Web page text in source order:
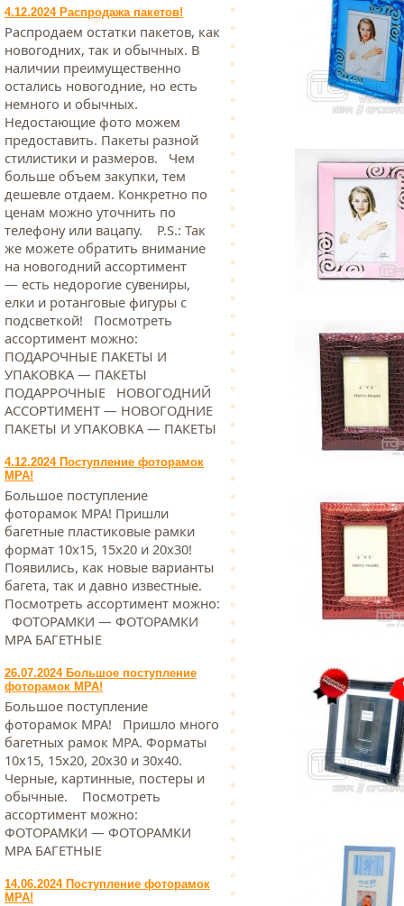
4.12.2024 Распродажа пакетов!
Распродаем остатки пакетов, как
новогодних, так и обычных. В
наличии преимущественно
остались новогодние, но есть
немного и обычных.
Недостающие фото можем
предоставить. Пакеты разной
стилистики и размеров. Чем
больше объем закупки, тем
дешевле отдаем. Конкретно по
ценам можно уточнить по
телефону или вацапу. Р.S.: Так
же можете обратить внимание
на новогодний ассортимент
— есть недорогие сувениры,
елки и ротанговые фигуры с
подсветкой! Посмотреть
ассортимент можно:
ПОДАРОЧНЫЕ ПАКЕТЫ И
УПАКОВКА — ПАКЕТЫ
ПОДАРРОЧНЫЕ НОВОГОДНИЙ
АССОРТИМЕНТ — НОВОГОДНИЕ
ПАКЕТЫ И УПАКОВКА — ПАКЕТЫ
4.12.2024 Поступление фоторамок
МРА!
Большое поступление
фоторамок МРА! Пришли
багетные пластиковые рамки
формат 10х15, 15х20 и 20х30!
Появились, как новые варианты
багета, так и давно известные.
Посмотреть ассортимент можно:
ФОТОРАМКИ — ФОТОРАМКИ
МРА БАГЕТНЫЕ
26.07.2024 Большое поступление
фоторамок МРА!
Большое поступление
фоторамок МРА! Пришло много
багетных рамок МРА. Форматы
10х15, 15х20, 20х30 и 30х40.
Черные, картинные, постеры и
обычные. Посмотреть
ассортимент можно:
ФОТОРАМКИ — ФОТОРАМКИ
МРА БАГЕТНЫЕ
14.06.2024 Поступление фоторамок
МРА!